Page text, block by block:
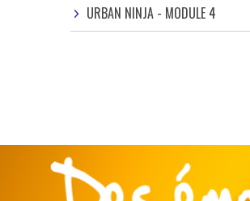
URBAN NINJA - MODULE 4